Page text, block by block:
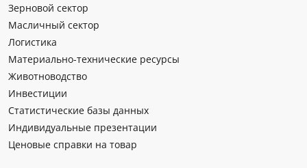
Зерновой сектор
Масличный сектор
Логистика
Материально-технические ресурсы
Животноводство
Инвестиции
Статистические базы данных
Индивидуальные презентации
Ценовые справки на товар